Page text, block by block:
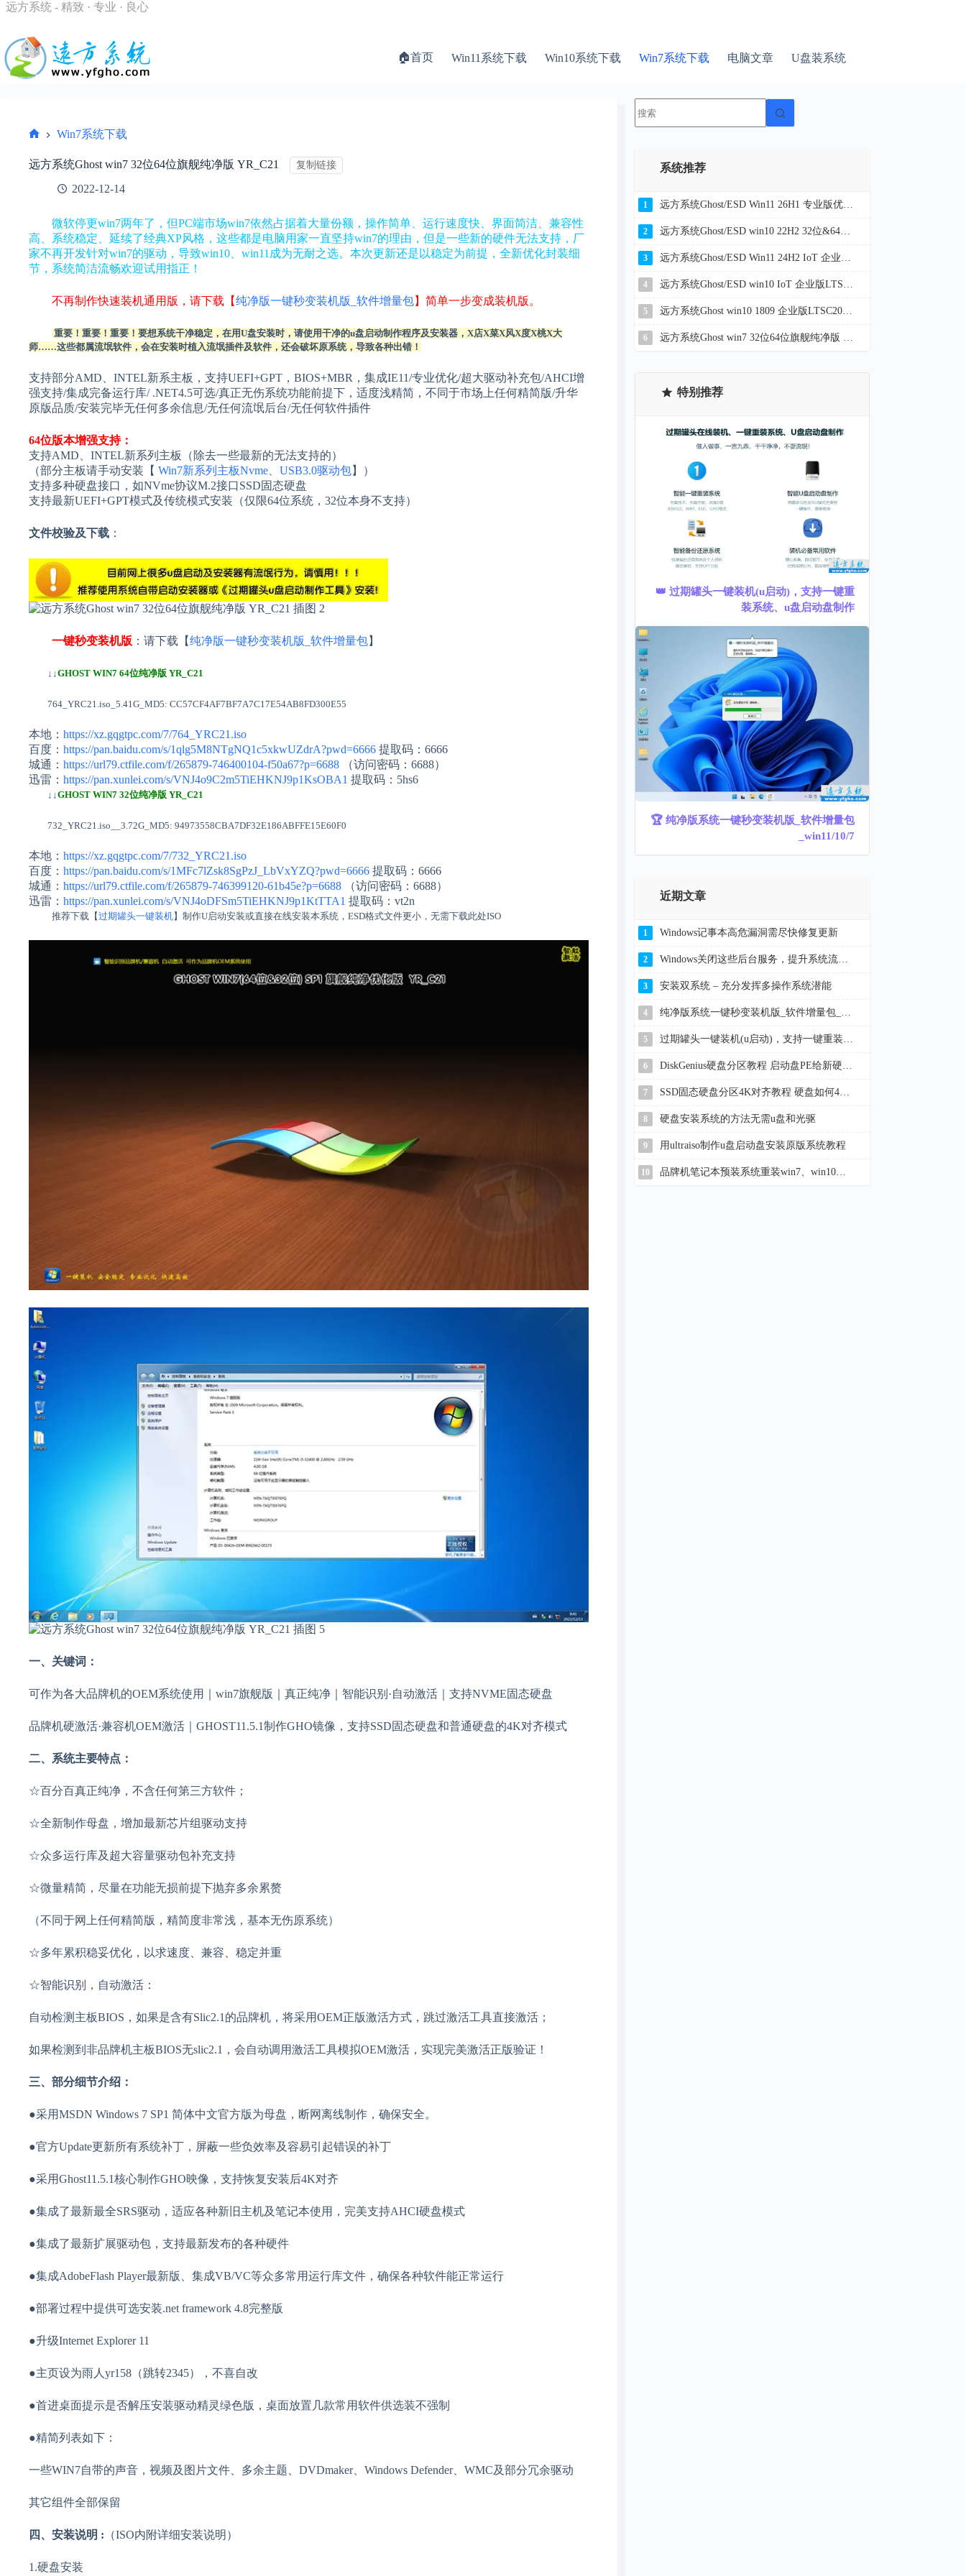
跳
容
远方系统 - 精致 · 专业 · 良心
🏠首页 Win11系统下载 Win10系统下载 Win7系统下载 电脑文章 U盘装系统
页
Win7系统下载
远方系统Ghost win7 32位64位旗舰纯净版 YR_C21 复制链接
2022-12-14
微软停更win7两年了，但PC端市场win7依然占据着大量份额，操作简单、运行速度快、界面简洁、兼容性
高、系统稳定、延续了经典XP风格，这些都是电脑用家一直坚持win7的理由，但是一些新的硬件无法支持，厂
家不再开发针对win7的驱动，导致win10、win11成为无耐之选。本次更新还是以稳定为前提，全新优化封装细
节，系统简洁流畅欢迎试用指正！
不再制作快速装机通用版，请下载【纯净版一键秒变装机版_软件增量包】简单一步变成装机版。
重要！重要！重要！要想系统干净稳定，在用U盘安装时，请使用干净的u盘启动制作程序及安装器，X店X菜X风X度X桃X大
师……这些都属流氓软件，会在安装时植入流氓插件及软件，还会破坏原系统，导致各种出错！
支持部分AMD、INTEL新系主板，支持UEFI+GPT，BIOS+MBR，集成IE11/专业优化/超大驱动补充包/AHCI增
强支持/集成完备运行库/ .NET4.5可选/真正无伤系统功能前提下，适度浅精简，不同于市场上任何精简版/升华
原版品质/安装完毕无任何多余信息/无任何流氓后台/无任何软件插件
64位版本增强支持：
支持AMD、INTEL新系列主板（除去一些最新的无法支持的）
（部分主板请手动安装【 Win7新系列主板Nvme、USB3.0驱动包】）
支持多种硬盘接口，如NVme协议M.2接口SSD固态硬盘
支持最新UEFI+GPT模式及传统模式安装（仅限64位系统，32位本身不支持）
文件校验及下载 ：
一键秒变装机版 ：请下载【纯净版一键秒变装机版_软件增量包】
↓↓GHOST WIN7 64位纯净版 YR_C21
764_YRC21.iso_5.41G_MD5: CC57CF4AF7BF7A7C17E54AB8FD300E55
本地： https://xz.gqgtpc.com/7/764_YRC21.iso
百度： https://pan.baidu.com/s/1qlg5M8NTgNQ1c5xkwUZdrA?pwd=6666 提取码：6666
城通： https://url79.ctfile.com/f/265879-746400104-f50a67?p=6688 （访问密码：6688）
迅雷： https://pan.xunlei.com/s/VNJ4o9C2m5TiEHKNJ9p1KsOBA1 提取码：5hs6
↓↓GHOST WIN7 32位纯净版 YR_C21
732_YRC21.iso__3.72G_MD5: 94973558CBA7DF32E186ABFFE15E60F0
本地： https://xz.gqgtpc.com/7/732_YRC21.iso
百度： https://pan.baidu.com/s/1MFc7lZsk8SgPzJ_LbVxYZQ?pwd=6666 提取码：6666
城通： https://url79.ctfile.com/f/265879-746399120-61b45e?p=6688 （访问密码：6688）
迅雷： https://pan.xunlei.com/s/VNJ4oDFSm5TiEHKNJ9p1KtTTA1 提取码：vt2n
推荐下载【过期罐头一键装机】制作U启动安装或直接在线安装本系统，ESD格式文件更小，无需下载此处ISO
一、关键词：
可作为各大品牌机的OEM系统使用｜win7旗舰版｜真正纯净｜智能识别·自动激活｜支持NVME固态硬盘
品牌机硬激活·兼容机OEM激活｜GHOST11.5.1制作GHO镜像，支持SSD固态硬盘和普通硬盘的4K对齐模式
二、系统主要特点：
☆百分百真正纯净，不含任何第三方软件；
☆全新制作母盘，增加最新芯片组驱动支持
☆众多运行库及超大容量驱动包补充支持
☆微量精简，尽量在功能无损前提下抛弃多余累赘
（不同于网上任何精简版，精简度非常浅，基本无伤原系统）
☆多年累积稳妥优化，以求速度、兼容、稳定并重
☆智能识别，自动激活：
自动检测主板BIOS，如果是含有Slic2.1的品牌机，将采用OEM正版激活方式，跳过激活工具直接激活；
如果检测到非品牌机主板BIOS无slic2.1，会自动调用激活工具模拟OEM激活，实现完美激活正版验证！
三、部分细节介绍：
●采用MSDN Windows 7 SP1 简体中文官方版为母盘，断网离线制作，确保安全。
●官方Update更新所有系统补丁，屏蔽一些负效率及容易引起错误的补丁
●采用Ghost11.5.1核心制作GHO映像，支持恢复安装后4K对齐
●集成了最新最全SRS驱动，适应各种新旧主机及笔记本使用，完美支持AHCI硬盘模式
●集成了最新扩展驱动包，支持最新发布的各种硬件
●集成AdobeFlash Player最新版、集成VB/VC等众多常用运行库文件，确保各种软件能正常运行
●部署过程中提供可选安装.net framework 4.8完整版
●升级Internet Explorer 11
●主页设为雨人yr158（跳转2345），不喜自改
●首进桌面提示是否解压安装驱动精灵绿色版，桌面放置几款常用软件供选装不强制
●精简列表如下：
一些WIN7自带的声音，视频及图片文件、多余主题、DVDmaker、Windows Defender、WMC及部分冗余驱动
其它组件全部保留
四、安装说明 : （ISO内附详细安装说明）
1.硬盘安装
结
系统推荐
1 远方系统Ghost/ESD Win11 26H1 专业版优化纯净版 YR_C7
2 远方系统Ghost/ESD win10 22H2 32位&64位企业版纯净版YR_C20
3 远方系统Ghost/ESD Win11 24H2 IoT 企业版LTSC 纯净版YR_L116
4 远方系统Ghost/ESD win10 IoT 企业版LTSC 21H2 32位&64位纯净版YR_L9
5 远方系统Ghost win10 1809 企业版LTSC2019 32位&64位纯净版2026
6 远方系统Ghost win7 32位64位旗舰纯净版 YR_C22.7
特别推荐
👑 过期罐头一键装机(u启动)，支持一键重
装系统、u盘启动盘制作
🏆 纯净版系统一键秒变装机版_软件增量包
_win11/10/7
近期文章
1 Windows记事本高危漏洞需尽快修复更新
2
3 安装双系统 – 充分发挥多操作系统潜能
4
5
6
7
8 硬盘安装系统的方法无需u盘和光驱
9 用ultraiso制作u盘启动盘安装原版系统教程
10